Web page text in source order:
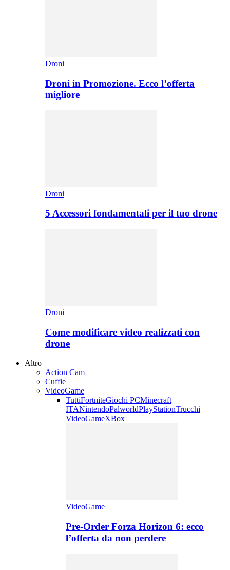
Droni
Droni in Promozione. Ecco l’offerta
migliore
Droni
5 Accessori fondamentali per il tuo drone
Droni
Come modificare video realizzati con
drone
Altro
Action Cam
Cuffie
VideoGame
TuttiFortniteGiochi PCMinecraft
ITANintendoPalworldPlayStationTrucchi
VideoGameXBox
VideoGame
Pre-Order Forza Horizon 6: ecco
l’offerta da non perdere